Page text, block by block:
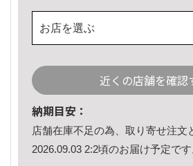
お店を選ぶ
近くの店舗を確認
納期目安：
店舗在庫不足の為、取り寄せ注文
2026.09.03 2:2頃のお届け予定です